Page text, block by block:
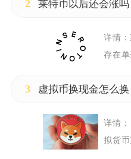
2 莱特币以后还会涨吗
详情：
存在
3 虚拟币换现金怎么换
详情：
拟货